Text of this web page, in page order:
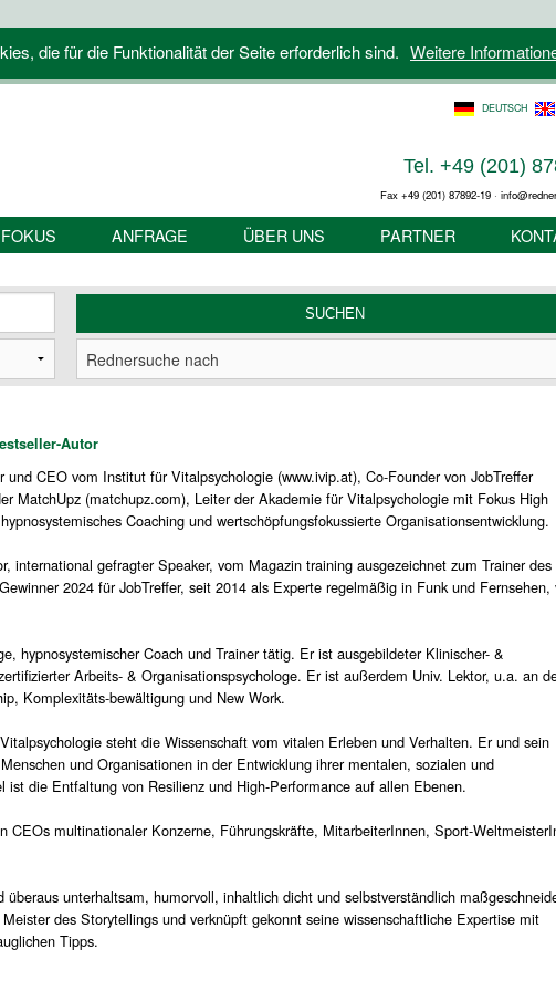
die für die Funktionalität der Seite erforderlich sind. Weitere
DEUTSCH
Tel. +49 (201)
Fax +49 (201) 87892-19 ·
ANFRAGE ÜBER UNS PARTNER
Autor
und CEO vom Institut für Vitalpsychologie (www.ivip.at), Co-Founder von JobTreffer
MatchUpz (matchupz.com), Leiter der Akademie für Vitalpsychologie mit Fokus High
Coaching und wertschöpfungsfokussierte Organisationsentwicklung.
international gefragter Speaker, vom Magazin training ausgezeichnet zum Trainer des
2024 für JobTreffer, seit 2014 als Experte regelmäßig in Funk und Fernsehen,
hypnosystemischer Coach und Trainer tätig. Er ist ausgebildeter Klinischer- &
Arbeits- & Organisationspsychologe. Er ist außerdem Univ. Lektor, u.a. an
Komplexitäts-bewältigung und New Work.
steht die Wissenschaft vom vitalen Erleben und Verhalten. Er und sein
und Organisationen in der Entwicklung ihrer mentalen, sozialen und
ist die Entfaltung von Resilienz und High-Performance auf allen Ebenen.
CEOs multinationaler Konzerne, Führungskräfte, MitarbeiterInnen, Sport-
überaus unterhaltsam, humorvoll, inhaltlich dicht und selbstverständlich
des Storytellings und verknüpft gekonnt seine wissenschaftliche Expertise mit
Tipps.